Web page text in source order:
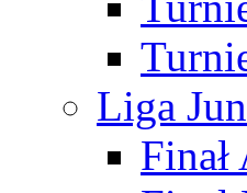
Liga
Finał